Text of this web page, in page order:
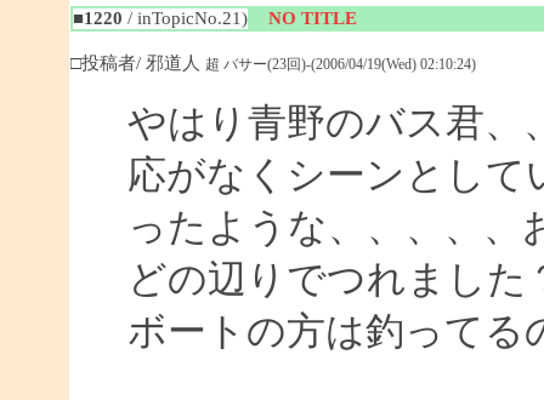
■1220 / inTopicNo.21) NO TITLE
□投稿者/ 邪道人 超 バサー(23回)-(2006/04/19(Wed) 02:10:24)
やはり青野のバス君、
応がなくシーンとして
ったような、、、、
どの辺りでつれまし
ボートの方は釣ってる